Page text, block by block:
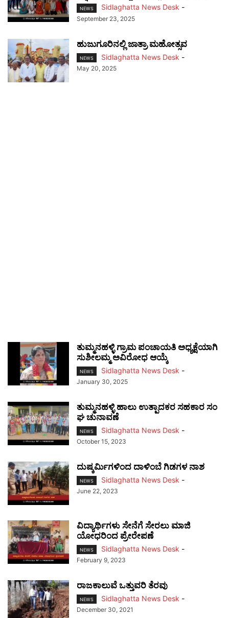
NEWS Sidlaghatta News Desk -
September 23, 2025
ಹುಜುಗೂರಿನಲ್ಲಿ ಜಾತ್ರಾ ಮಹೋತ್ಸವ
NEWS Sidlaghatta News Desk -
May 20, 2025
ತುಮ್ಮನಹಳ್ಳಿ ಗ್ರಾಮ ಪಂಚಾಯತಿ ಅಧ್ಯಕ್ಷೆಯಾಗಿ
ಸುಶೀಲಮ್ಮ ಅವಿರೋಧ ಆಯ್ಕೆ
NEWS Sidlaghatta News Desk -
January 30, 2025
ತುಮ್ಮನಹಳ್ಳಿ ಹಾಲು ಉತ್ಪಾದಕರ ಸಹಕಾರ ಸಂ
ಘ ಚುನಾವಣೆ
NEWS Sidlaghatta News Desk -
October 15, 2023
ದುಷ್ಕರ್ಮಿಗಳಿಂದ ದಾಳಿಂಬೆ ಗಿಡಗಳ ನಾಶ
NEWS Sidlaghatta News Desk -
June 22, 2023
ವಿದ್ಯಾರ್ಥಿಗಳು ಸೇನೆಗೆ ಸೇರಲು ಮಾಜಿ
ಯೋಧರಿಂದ ಪ್ರೇರೇಪಣೆ
NEWS Sidlaghatta News Desk -
February 9, 2023
ರಾಜಕಾಲುವೆ ಒತ್ತುವರಿ ತೆರವು
NEWS Sidlaghatta News Desk -
December 30, 2021